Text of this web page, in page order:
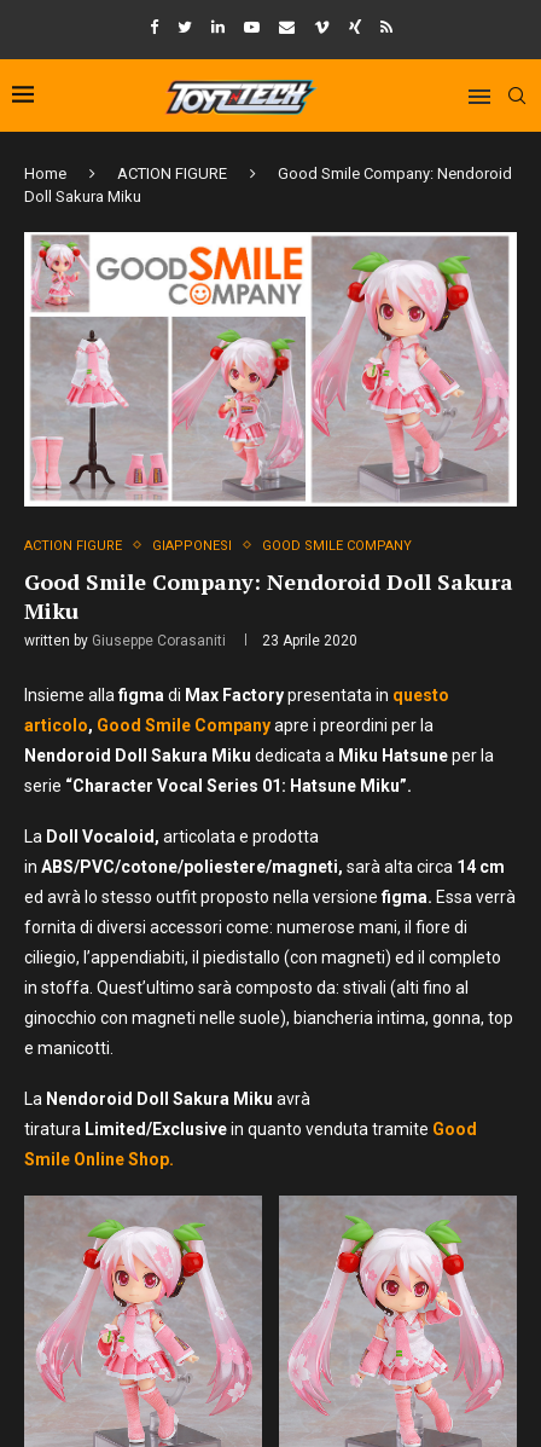
Home ACTION FIGURE
Good Smile Company: Nendoroid
Doll Sakura Miku
ACTION FIGURE GIAPPONESI GOOD SMILE COMPANY
Good Smile Company: Nendoroid Doll Sakura
Miku
written by Giuseppe Corasaniti 23 Aprile 2020
Insieme alla figma di Max Factorypresentata in questo
articolo, Good Smile Companyapre i preordini per la
Nendoroid Doll Sakura Miku dedicata a Miku Hatsuneper la
serie “Character Vocal Series 01: Hatsune Miku”.
La Doll Vocaloid, articolata e prodotta
in ABS/PVC/cotone/poliestere/magneti, sarà alta circa 14 cm
ed avrà lo stesso outfit proposto nella versione figma. Essa verrà
fornita di diversi accessori come: numerose mani, il fiore di
ciliegio, l’appendiabiti, il piedistallo (con magneti) ed il completo
in stoffa. Quest’ultimo sarà composto da: stivali (alti fino al
ginocchio con magneti nelle suole), biancheria intima, gonna, top
e manicotti.
La Nendoroid Doll Sakura Miku avrà
tiratura Limited/Exclusivein quanto venduta tramite Good
Smile Online Shop.